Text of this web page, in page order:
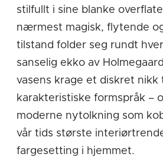
Charlotte Amalie
stilfullt i sine blanke
nærmest magisk, flytende
tilstand folder seg rundt
sanselig ekko av
vasens krage et diskret nikk
karakteristiske formspråk –
moderne nytolkning som
vår tids største
fargesetting i hjemmet.